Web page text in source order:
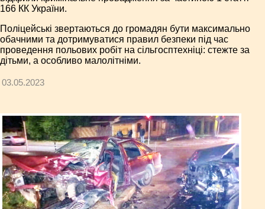
166 КК України.
Поліцейські звертаються до громадян бути максимально
обачними та дотримуватися правил безпеки під час
проведення польових робіт на сільгосптехніці: стежте за
дітьми, а особливо малолітніми.
03.05.2023